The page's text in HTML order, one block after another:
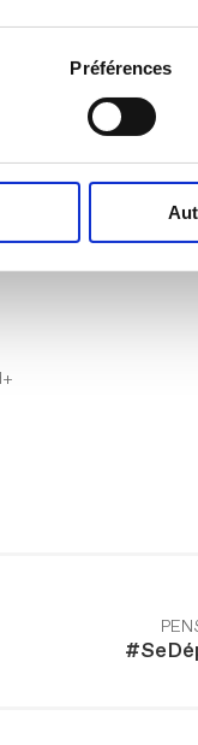
Préférences